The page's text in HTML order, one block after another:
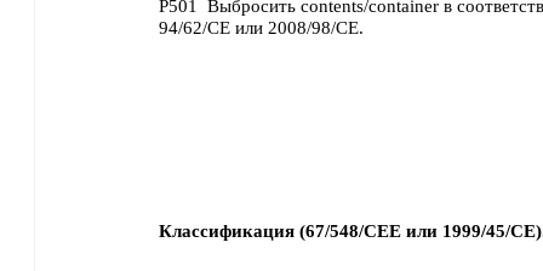
P501
Выбросить contents/container в
94/62/CE или 2008/98/CE.
Классификация (67/548/CEE или 1999/45/